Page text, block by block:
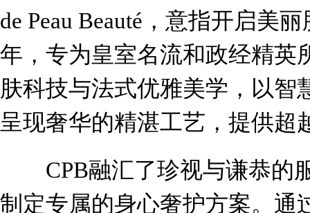
de Peau Beauté，意指开启美
年，专为皇室名流和政经精英
肤科技与法式优雅美学，以智
呈现奢华的精湛工艺，提供超
CPB融汇了珍视与谦恭的
制定专属的身心奢护方案。通